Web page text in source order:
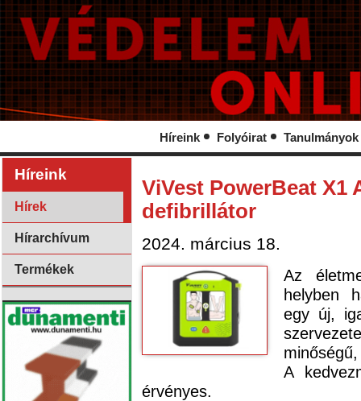
Híreink Folyóirat Tanulmányok
Híreink
Hírek
Hírarchívum
Termékek
ViVest PowerBeat X1
defibrillátor
2024. március 18.
Az
helyben
egy új,
A
érvényes.